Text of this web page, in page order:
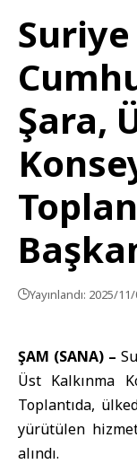
Suriye
Şara,
Yayınlandı: 2025/
ŞAM (SANA) –
Üst Kalkınma
Toplantıda,
yürütülen
alındı.